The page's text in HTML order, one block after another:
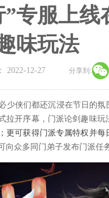
息 游戏公告
”专服上线
味玩法
2022-12-27 分享到:
侠们都还沉浸在节日的氛
拉开序幕，门派论剑趣味玩
更可获得门派专属特权并每
向众多同门弟子发布门派任